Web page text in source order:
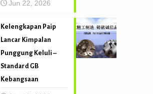
Jun 22, 2026
Kelengkapan Paip
Lancar Kimpalan
Punggung Keluli –
Standard GB
Kebangsaan